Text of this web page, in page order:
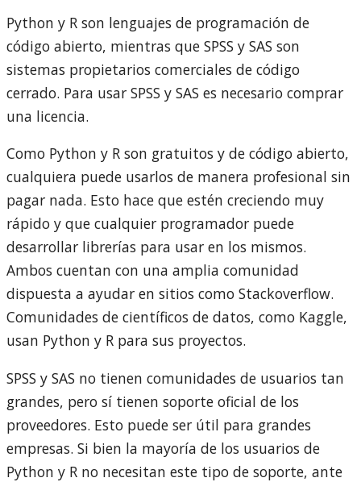
Python y R son lenguajes de programación de
código abierto, mientras que SPSS y SAS son
sistemas propietarios comerciales de código
cerrado. Para usar SPSS y SAS es necesario comprar
una licencia.
Como Python y R son gratuitos y de código abierto,
cualquiera puede usarlos de manera profesional sin
pagar nada. Esto hace que estén creciendo muy
rápido y que cualquier programador puede
desarrollar librerías para usar en los mismos.
Ambos cuentan con una amplia comunidad
dispuesta a ayudar en sitios como Stackoverflow.
Comunidades de científicos de datos, como Kaggle,
usan Python y R para sus proyectos.
SPSS y SAS no tienen comunidades de usuarios tan
grandes, pero sí tienen soporte oficial de los
proveedores. Esto puede ser útil para grandes
empresas. Si bien la mayoría de los usuarios de
Python y R no necesitan este tipo de soporte, ante